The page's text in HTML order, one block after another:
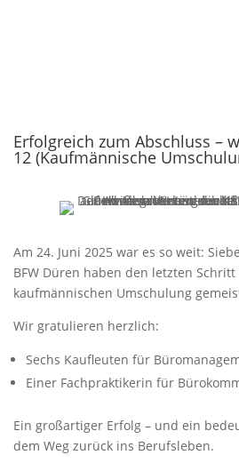
Erfolgreich zum Abschluss –
12 (Kaufmännische
Am 24. Juni 2025 war es so weit:
BFW Düren haben den letzten
kaufmännischen Umschulung
Wir gratulieren herzlich:
Sechs Kaufleuten für
Einer Fachpraktikerin für
Ein großartiger Erfolg – und ein
dem Weg zurück ins Berufsleben.